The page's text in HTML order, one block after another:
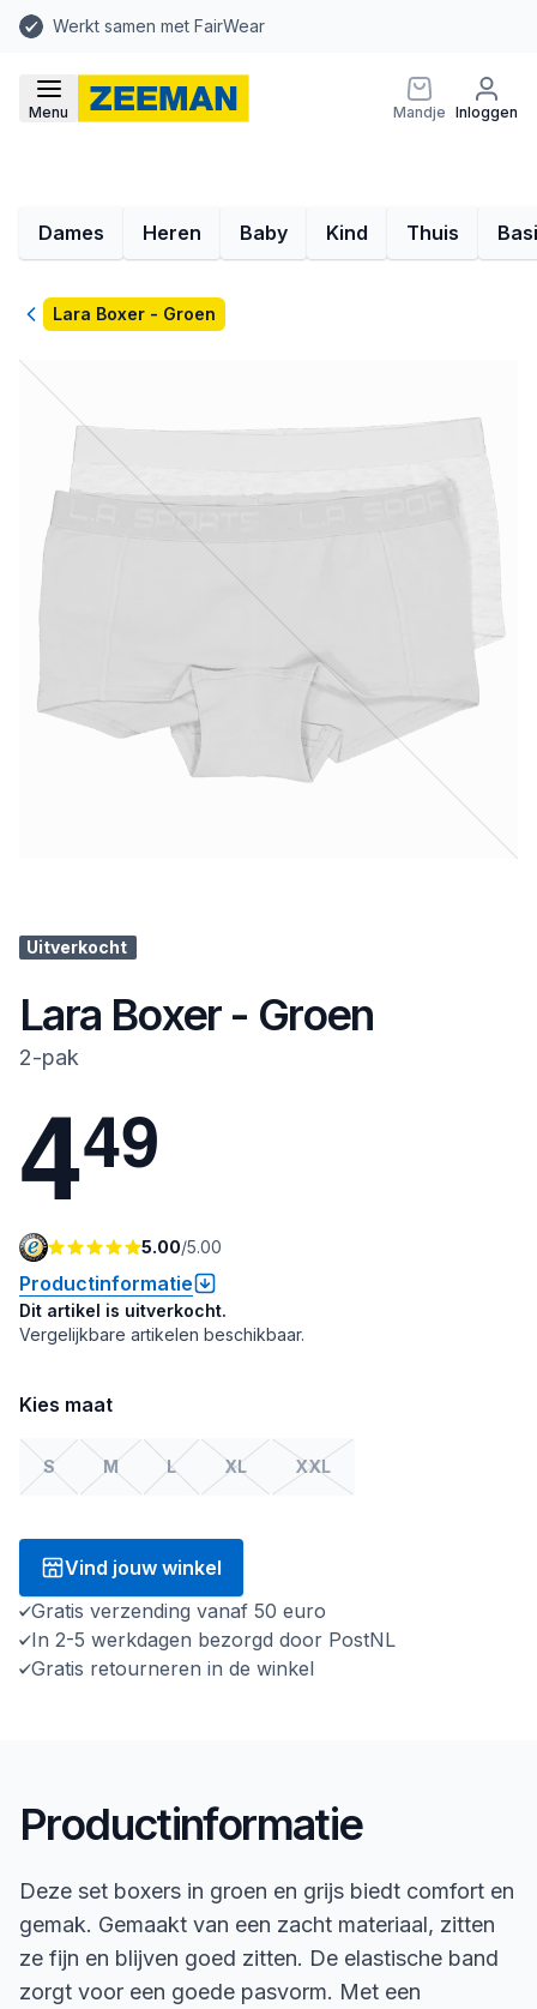
Werkt samen met FairWear
Menu Mandje Inloggen
Dames Heren Baby Kind Thuis
TerugLara Boxer - Groen
Uitverkocht
Lara Boxer - Groen
2-pak
449
5.00/5.00
Productinformatie
Dit artikel is uitverkocht.
Vergelijkbare artikelen beschikbaar.
Kies maat
S M L XL XXL
Vind jouw winkel
Gratis verzending vanaf 50 euro
In 2-5 werkdagen bezorgd door PostNL
Gratis retourneren in de winkel
Productinformatie
Deze set boxers in groen en grijs biedt comfort en
gemak. Gemaakt van een zacht materiaal, zitten
ze fijn en blijven goed zitten. De elastische band
zorgt voor een goede pasvorm. Met een